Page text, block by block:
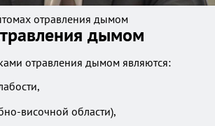
отравления дымом
дымом
отравления дымом являются:
височной области),